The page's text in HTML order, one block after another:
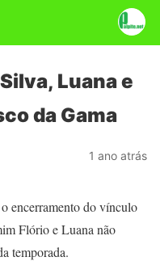
Luana e
da Gama
1 ano atrás
encerramento do vínculo
Flório e Luana não
temporada.